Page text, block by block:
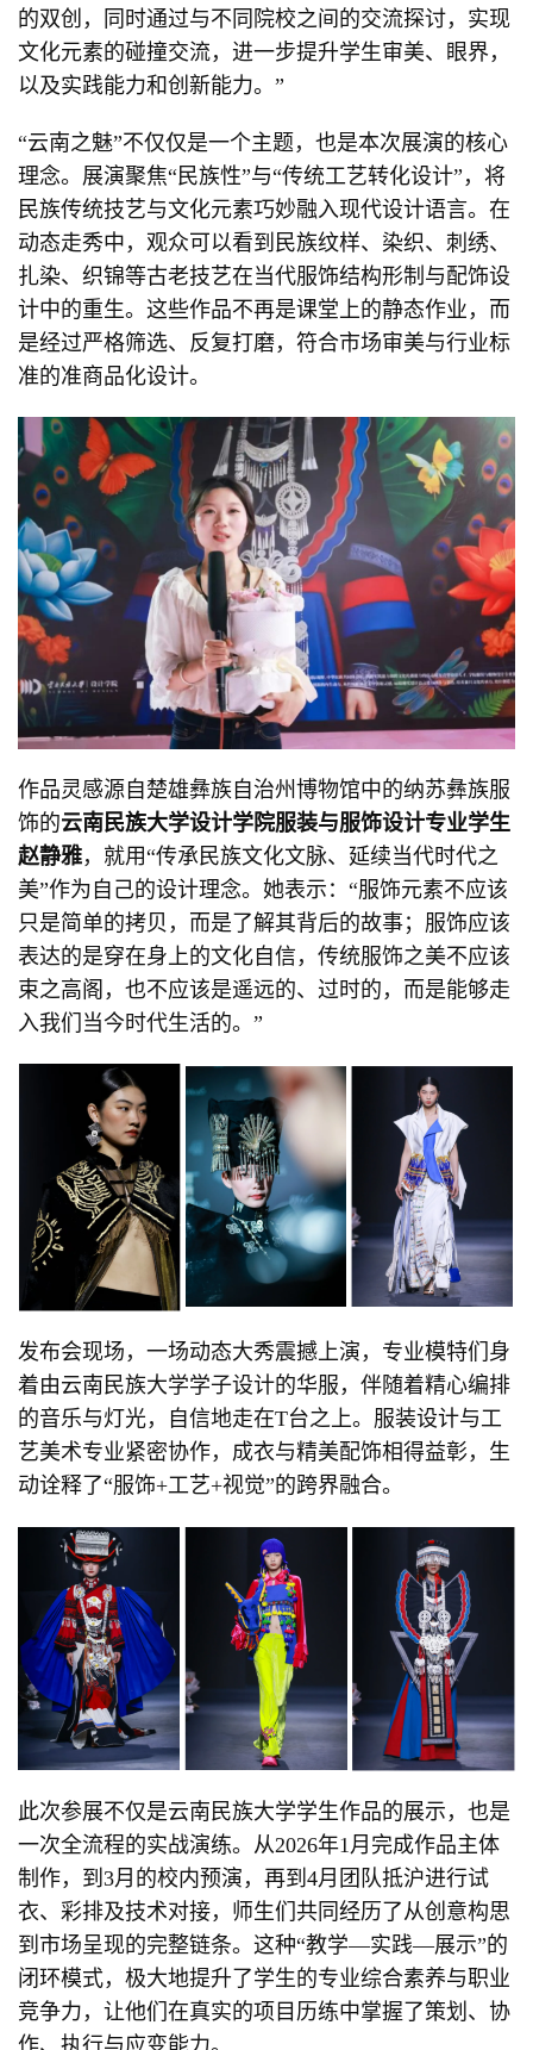
的双创，同时通过与不同院校之间的交流探讨，实现
文化元素的碰撞交流，进一步提升学生审美、眼界，
以及实践能力和创新能力。”
“云南之魅”不仅仅是一个主题，也是本次展演的核心
理念。展演聚焦“民族性”与“传统工艺转化设计”，将
民族传统技艺与文化元素巧妙融入现代设计语言。在
动态走秀中，观众可以看到民族纹样、染织、刺绣、
扎染、织锦等古老技艺在当代服饰结构形制与配饰设
计中的重生。这些作品不再是课堂上的静态作业，而
是经过严格筛选、反复打磨，符合市场审美与行业标
准的准商品化设计。
作品灵感源自楚雄彝族自治州博物馆中的纳苏彝族服
饰的云南民族大学设计学院服装与服饰设计专业学生
赵静雅，就用“传承民族文化文脉、延续当代时代之
美”作为自己的设计理念。她表示：“服饰元素不应该
只是简单的拷贝，而是了解其背后的故事；服饰应该
表达的是穿在身上的文化自信，传统服饰之美不应该
束之高阁，也不应该是遥远的、过时的，而是能够走
入我们当今时代生活的。”
发布会现场，一场动态大秀震撼上演，专业模特们身
着由云南民族大学学子设计的华服，伴随着精心编排
的音乐与灯光，自信地走在T台之上。服装设计与工
艺美术专业紧密协作，成衣与精美配饰相得益彰，生
动诠释了“服饰+工艺+视觉”的跨界融合。
此次参展不仅是云南民族大学学生作品的展示，也是
一次全流程的实战演练。从2026年1月完成作品主体
制作，到3月的校内预演，再到4月团队抵沪进行试
衣、彩排及技术对接，师生们共同经历了从创意构思
到市场呈现的完整链条。这种“教学—实践—展示”的
闭环模式，极大地提升了学生的专业综合素养与职业
竞争力，让他们在真实的项目历练中掌握了策划、协
作、执行与应变能力。